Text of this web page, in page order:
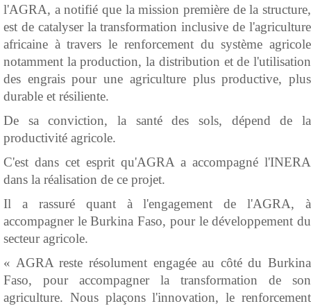
l'AGRA, a notifié que la mission première de la structure,
est de catalyser la transformation inclusive de l'agriculture
africaine à travers le renforcement du système agricole
notamment la production, la distribution et de l'utilisation
des engrais pour une agriculture plus productive, plus
durable et résiliente.
De sa conviction, la santé des sols, dépend de la
productivité agricole.
C'est dans cet esprit qu'AGRA a accompagné l'INERA
dans la réalisation de ce projet.
Il a rassuré quant à l'engagement de l'AGRA, à
accompagner le Burkina Faso, pour le développement du
secteur agricole.
« AGRA reste résolument engagée au côté du Burkina
Faso, pour accompagner la transformation de son
agriculture. Nous plaçons l'innovation, le renforcement